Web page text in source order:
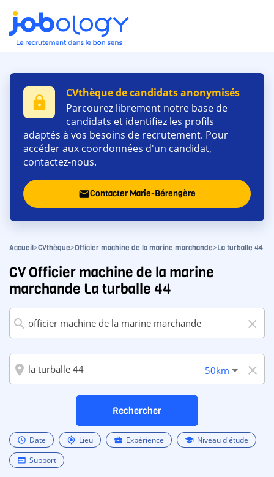
lock
CVthèque de candidats anonymisés
Parcourez librement notre base de
candidats et identifiez les profils
adaptés à vos besoins de recrutement. Pour
accéder aux coordonnées d'un candidat,
contactez-nous.
emailContacter Marie-Bérengère
Accueil>CVthèque>Officier machine de la marine marchande>La turballe 44
CV Officier machine de la marine
marchande La turballe 44
search close
room 50km close
Rechercher
schedule Date my_location Lieu business_center Expérience school Niveau d'étude
web Support